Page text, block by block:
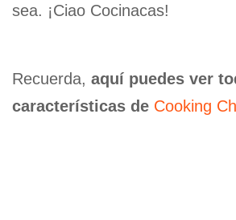
sea. ¡Ciao Cocinacas!
Recuerda, aquí puedes ver
características de Cooking